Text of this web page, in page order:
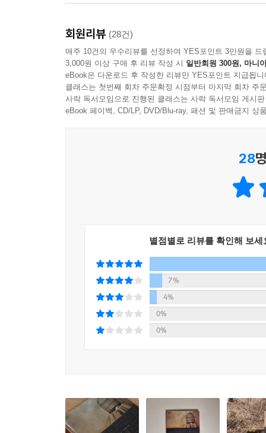
또 위로해왔다. 『싯다르타』는 헤세가 자신의 개
써내려간 작품이다. 인도와 동양 문화에 오래 심
탐색과 구도에 관한 소설”(커트 보니것)이라 할 수
대립을 넘어 단일성에 이르는, 헤세의 사상과 지혜
헤르만 헤세 영혼의 전기 『싯다르타』
다른 소설적 인물로 그려진다. 소설에서는 싯다
고행길에 나선다. 그는 사문들과 함께 생활하기
상인을 만나 사랑의 쾌락과 부의 만족감을 맛보
싯다르타는 강의 소리를 듣고 강물 소리로부터
이어져 있음을, 그리고 세계를 아우르는 하나의
싯다르타의 얼굴에는 “평생 동안 사랑했던 모든
“이제는 사랑이야말로 내게 무엇보다 중요한
일 년 정도의 자기 체험을 거치고, 몇 주에 걸친
완성된 소설의 1부를 프랑스 문인 로맹 롤랑에게
회원리뷰 (28건)
매주 10건의 우수리뷰를 선정하여 YES포인트 3만원을 드
3,000원 이상 구매 후 리뷰 작성 시 일반회원 300원, 마니
eBook은 다운로드 후 작성한 리뷰만 YES포인트 지급됩니
클래스는 첫번째 회차 주문확정 시점부터 마지막 회차 주
사락 독서모임으로 진행된 클래스는 사락 독서모임 게시
eBook 페이백, CD/LP, DVD/Blu-ray, 패션 및 판매금지 상
28
별점별로 리뷰를 확인해 보세
7%
4%
0%
0%